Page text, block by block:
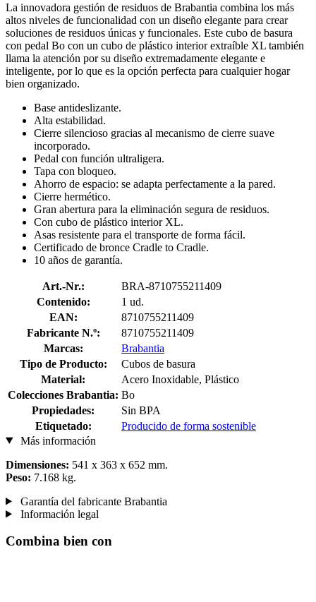
La innovadora gestión de residuos de Brabantia combina los más
altos niveles de funcionalidad con un diseño elegante para crear
soluciones de residuos únicas y funcionales. Este cubo de basura
con pedal Bo con un cubo de plástico interior extraíble XL también
llama la atención por su diseño extremadamente elegante e
inteligente, por lo que es la opción perfecta para cualquier hogar
bien organizado.
Base antideslizante.
Alta estabilidad.
Cierre silencioso gracias al mecanismo de cierre suave
incorporado.
Pedal con función ultraligera.
Tapa con bloqueo.
Ahorro de espacio: se adapta perfectamente a la pared.
Cierre hermético.
Gran abertura para la eliminación segura de residuos.
Con cubo de plástico interior XL.
Asas resistente para el transporte de forma fácil.
Certificado de bronce Cradle to Cradle.
10 años de garantía.
Art.-Nr.:
BRA-8710755211409
Contenido:
1 ud.
EAN:
8710755211409
Fabricante N.º:
8710755211409
Marcas:
Brabantia
Tipo de Producto:
Cubos de basura
Material:
Acero Inoxidable, Plástico
Colecciones Brabantia: Bo
Propiedades:
Sin BPA
Etiquetado:
Producido de forma sostenible
Más información
Dimensiones: 541 x 363 x 652 mm.
Peso: 7.168 kg.
Garantía del fabricante Brabantia
Información legal
Combina bien con